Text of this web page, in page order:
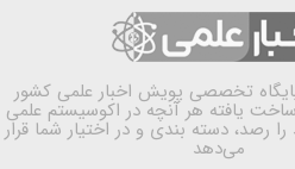
تخصصی پویش اخبار علمی کشور
یافته هر آنچه در اکوسیستم علمی
را رصد، دسته بندی و در اختیار شما قرار
می‌دهد